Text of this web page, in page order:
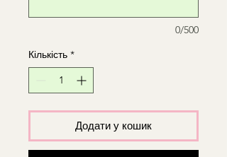
0/500
Кількість *
Додати у кошик